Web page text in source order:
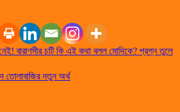
বারাণসীর চটি কি এই কথা বলল মোদিকে? প্রশ্ন তুলে
তোলাবাজির নতুন অর্থ